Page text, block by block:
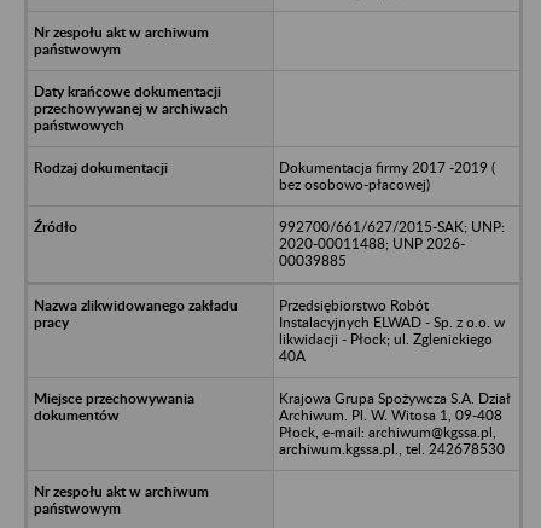
Dokumentacja firmy 2017 -2019 (
bez osobowo-płacowej)
992700/661/627/2015-SAK; UNP:
2020-00011488; UNP 2026-
00039885
Przedsiębiorstwo Robót
Instalacyjnych ELWAD - Sp. z o.o. w
likwidacji - Płock; ul. Zglenickiego
40A
Krajowa Grupa Spożywcza S.A. Dział
Archiwum. Pl. W. Witosa 1, 09-408
Płock, e-mail: archiwum@kgssa.pl,
archiwum.kgssa.pl., tel. 242678530